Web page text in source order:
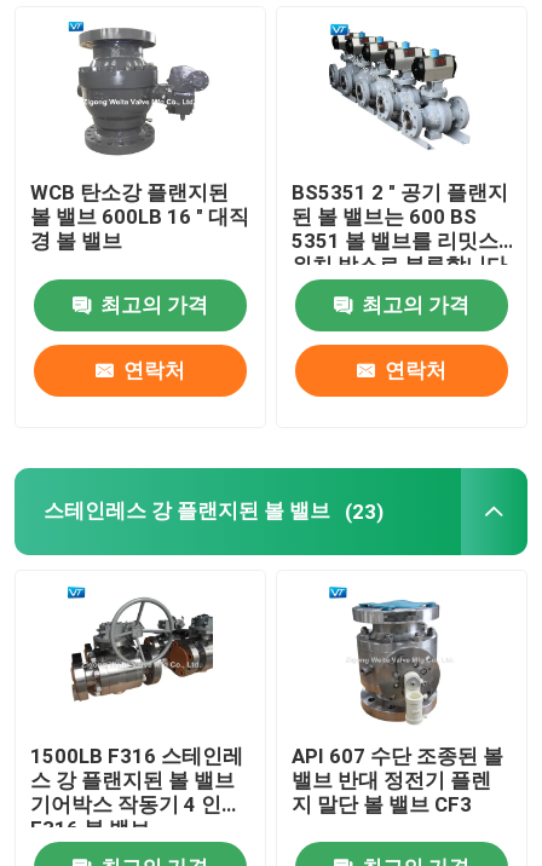
WCB 탄소강 플랜지된
볼 밸브 600LB 16 " 대직
경 볼 밸브
최고의 가격
연락처
BS5351 2 " 공기 플랜지
된 볼 밸브는 600 BS
5351 볼 밸브를 리밋스
위치 박스로 분류합니다
최고의 가격
연락처
스테인레스 강 플랜지된 볼 밸브 (23)
1500LB F316 스테인레
스 강 플랜지된 볼 밸브
기어박스 작동기 4 인치
F316 볼 밸브
API 607 수단 조종된 볼
밸브 반대 정전기 플렌
지 말단 볼 밸브 CF3